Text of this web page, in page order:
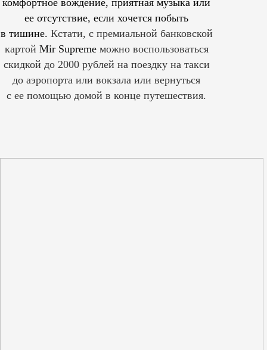
комфортное вождение, приятная музыка или
ее отсутствие, если хочется побыть
в тишине. Кстати, с премиальной банковской
картой Mir Supreme можно воспользоваться
скидкой до 2000 рублей на поездку на такси
до аэропорта или вокзала или вернуться
с ее помощью домой в конце путешествия.